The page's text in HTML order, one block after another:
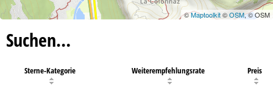
©Maptoolkit©OSM, © OSM
Suchen…
Sterne-Kategorie Weiterempfehlungsrate Preis